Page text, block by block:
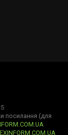
посилання (для